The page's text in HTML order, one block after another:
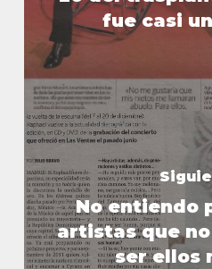
fue casi
No entiendo
artistas que
ser ellos